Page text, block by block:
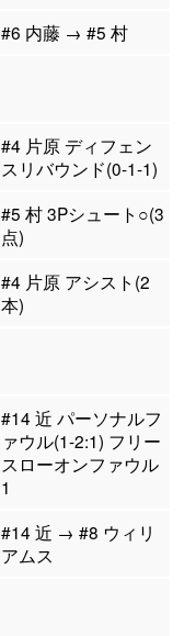
#6 内藤 → #5 村
#4 片原 ディフェン
スリバウンド(0-1-1)
#5 村 3Pシュート○(3
点)
#4 片原 アシスト(2
本)
#14 近 パーソナルフ
ァウル(1-2:1) フリー
スローオンファウル
1
#14 近 → #8 ウィリ
アムス